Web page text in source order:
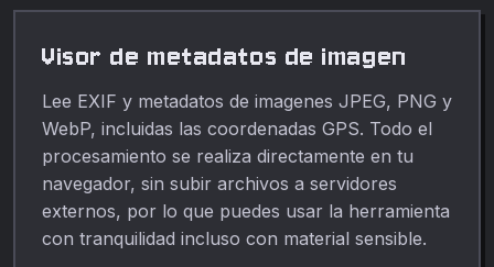
Visor de metadatos de imagen
Lee EXIF y metadatos de imagenes JPEG, PNG y
WebP, incluidas las coordenadas GPS. Todo el
procesamiento se realiza directamente en tu
navegador, sin subir archivos a servidores
externos, por lo que puedes usar la herramienta
con tranquilidad incluso con material sensible.